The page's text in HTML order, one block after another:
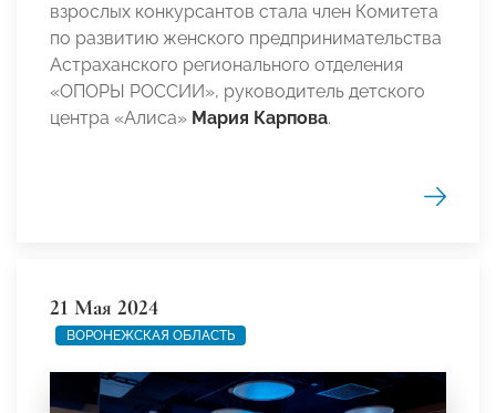
взрослых конкурсантов стала член Комитета
по развитию женского предпринимательства
Астраханского регионального отделения
«ОПОРЫ РОССИИ», руководитель детского
центра «Алиса» Мария Карпова.
21 Мая 2024
ВОРОНЕЖСКАЯ ОБЛАСТЬ